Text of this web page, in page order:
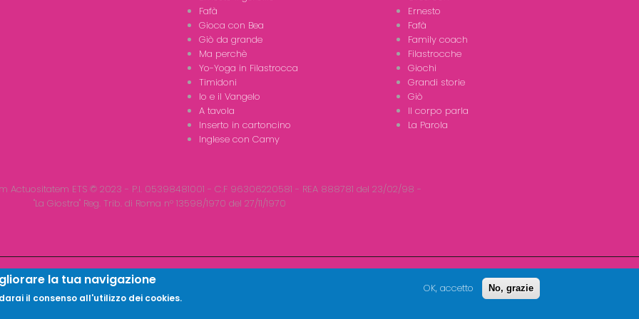
Fafà
Gioca con Bea
Giò da grande
Ma perchè
Yo-Yoga in Filastrocca
Timidoni
Io e il Vangelo
A tavola
Inserto in cartoncino
Inglese con Camy
Ernesto
Fafà
Family coach
Filastrocche
Giochi
Grandi storie
Giò
Il corpo parla
La Parola
Actuositatem ETS © 2023 - P.I. 05398481001 - C.F 96306220581 - REA 888781 del 23/02/98 -
"La Giostra" Reg. Trib. di Roma n° 13598/1970 del 27/11/1970
Seguici su
la tua navigazione
il consenso all'utilizzo dei cookies.
OK, accetto No, grazie